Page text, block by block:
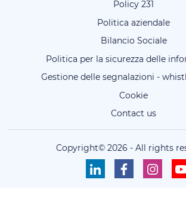
Policy 231
Politica aziendale
Bilancio Sociale
Politica per la sicurezza delle
Gestione delle segnalazioni -
Cookie
Contact us
Copyright© 2026 - All rights